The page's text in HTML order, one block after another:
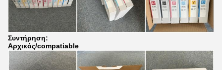
Συντήρηση:
Αρχικός/compatiable